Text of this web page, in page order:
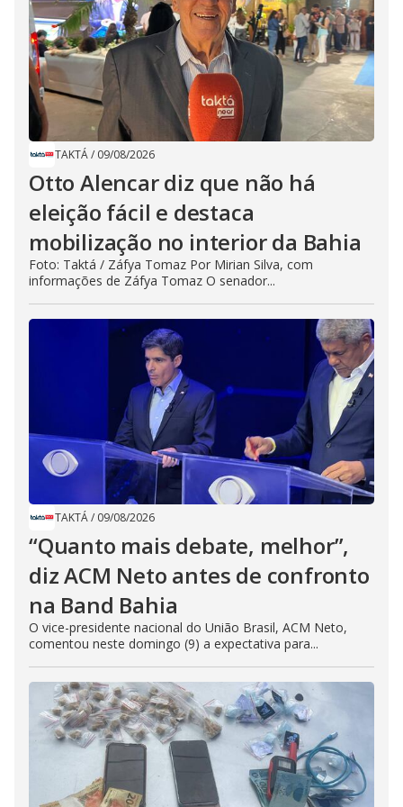
TAKTÁ/ 09/08/2026
Otto Alencar diz que não há
eleição fácil e destaca
mobilização no interior da Bahia
Foto: Taktá / Záfya Tomaz Por Mirian Silva, com
informações de Záfya Tomaz O senador...
TAKTÁ/ 09/08/2026
“Quanto mais debate, melhor”,
diz ACM Neto antes de confronto
na Band Bahia
O vice-presidente nacional do União Brasil, ACM Neto,
comentou neste domingo (9) a expectativa para...